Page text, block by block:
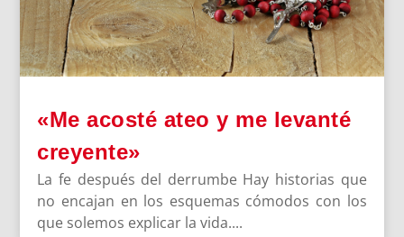
«Me acosté ateo y me levanté
creyente»
La fe después del derrumbe Hay historias que
no encajan en los esquemas cómodos con los
que solemos explicar la vida....